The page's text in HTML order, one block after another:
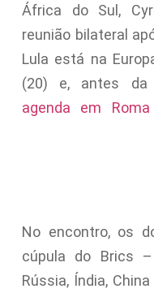
África do Sul,
reunião bilateral
Lula está na
(20) e, antes da
agenda em Roma
No encontro, os
cúpula do Brics
Rússia, Índia,